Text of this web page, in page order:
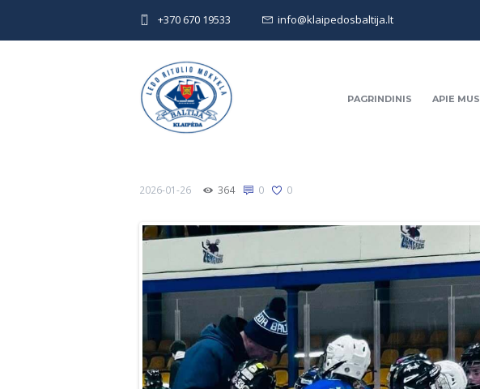
+370 670 19533 info@klaipedosbaltija.lt
PAGRINDINIS APIE MUS
2026-01-26 364 0 0